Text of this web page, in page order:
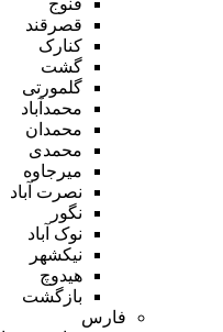
قصرقند
کنارک
گشت
گلمورتی
محمدآباد
محمدان
محمدی
میرجاوه
نصرت آباد
نگور
نوک آباد
نیکشهر
هیدوچ
بازگشت
فارس